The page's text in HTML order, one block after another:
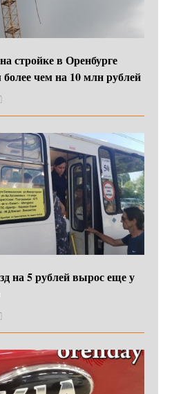
стройке в Оренбурге
более чем на 10 млн рублей
на 5 рублей вырос еще у